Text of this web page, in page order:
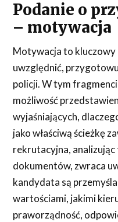
Podanie o
– motywacja
Motywacja to
uwzględnić,
policji. W tym
możliwość
wyjaśniających,
jako właściwą ścieżkę
rekrutacyjna, analizując
dokumentów, zwraca
kandydata są
wartościami, jakimi
praworządność,